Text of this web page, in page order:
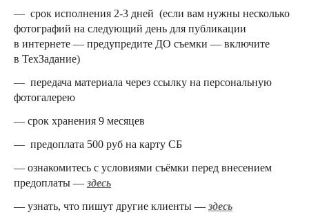
— срок исполнения 2-3 дней (если вам нужны несколько
фотографий на следующий день для публикации
в интернете — предупредите ДО съемки — включите
в ТехЗадание)
— передача материала через ссылку на персональную
фотогалерею
— срок хранения 9 месяцев
— предоплата 500 руб на карту СБ
— ознакомитесь с условиями съёмки перед внесением
предоплаты — здесь
— узнать, что пишут другие клиенты — здесь